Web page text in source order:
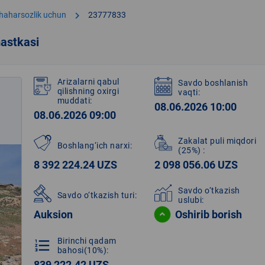
uchun chevron_right 23777833
Arizalarni qabul
qilishning oxirgi
muddati:
08.06.2026 09:00
Savdo boshlanish
vaqti:
08.06.2026 10:00
Boshlang‘ich narxi:
8 392 224.24 UZS
Zakalat puli miqdori
(25%) :
2 098 056.06 UZS
Savdo o‘tkazish turi:
Auksion
Savdo o‘tkazish
uslubi:
Oshirib borish
format_list_numbered
Birinchi qadam
bahosi(10%):